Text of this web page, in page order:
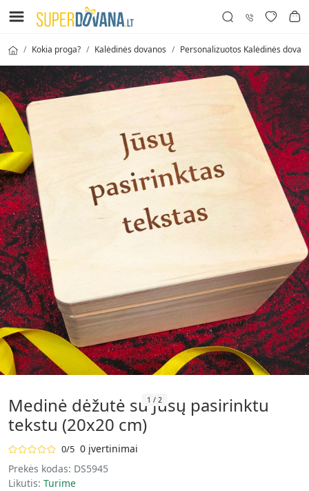
Kokia proga? Kalėdinės dovanos Personalizuotos Kalėdinės
1 / 2
Medinė dėžutė su Jūsų pasirinktu
tekstu (20x20 cm)
0/5 0 įvertinimai
Prekės kodas: DS5945
Likutis: Turime